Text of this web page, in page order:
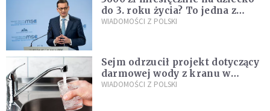
do 3. roku życia? To jedna z
propozycji programu "Rozwój
WIADOMOŚCI Z POLSKI
Sejm odrzucił projekt dotyczący
darmowej wody z kranu w
restauracjach
WIADOMOŚCI Z POLSKI